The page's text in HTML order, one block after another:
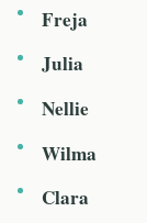
Freja
Julia
Nellie
Wilma
Clara